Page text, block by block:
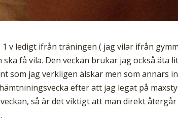
v ledigt ifrån träningen ( jag vilar ifrån
få vila. Den veckan brukar jag också äta
som jag verkligen älskar men som annars
efter att jag legat på
så är det viktigt att man direkt